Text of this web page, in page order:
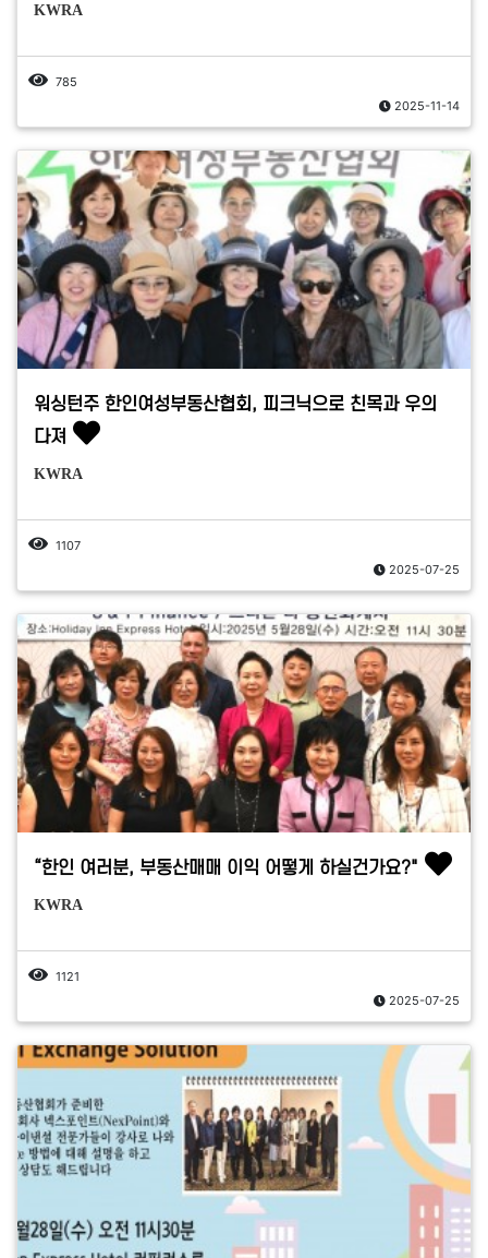
KWRA
785
2025-11-14
워싱턴주 한인여성부동산협회, 피크닉으로 친목과 우의
다져
KWRA
1107
2025-07-25
“한인 여러분, 부동산매매 이익 어떻게 하실건가요?"
KWRA
1121
2025-07-25